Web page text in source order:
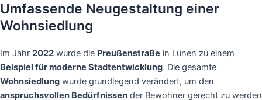
Umfassende Neugestaltung einer
Wohnsiedlung
Im Jahr 2022 wurde die Preußenstraße in Lünen zu einem
Beispiel für moderne Stadtentwicklung. Die gesamte
Wohnsiedlung wurde grundlegend verändert, um den
anspruchsvollen Bedürfnissen der Bewohner gerecht zu werden